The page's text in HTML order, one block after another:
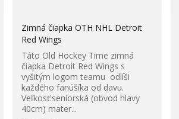
Zimná čiapka OTH NHL Detroit
Red Wings
Táto Old Hockey Time zimná
čiapka Detroit Red Wings s
vyšitým logom teamu odlíši
každého fanúšíka od davu.
Veľkosť:seniorská (obvod hlavy
40cm) mater...